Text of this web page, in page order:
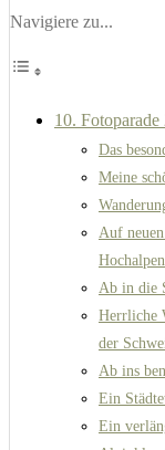
Navigiere zu...
10.
Das
Meine
Auf
Ab in die
Herrliche
der
Ab ins
Ein
Ein